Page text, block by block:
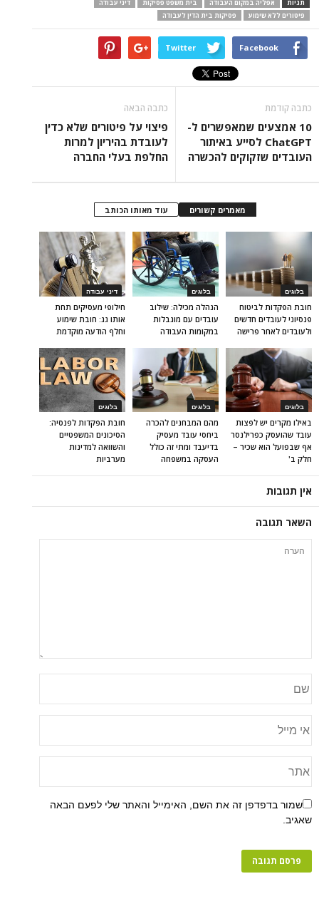
תגיות אפליה במקום העבודה בית משפט פסיקות
דיני עבודה
פיטורים ללא שימוע
פסיקות בית הדין לעבודה
Facebook
Twitter
כתבה קודמת
10 אמצעים שמאפשרים ל-
ChatGPT לסייע באיתור
העובדים שזקוקים להכשרה
כתבה הבאה
פיצוי על פיטורים שלא כדין
לעובדת בהיריון למרות
החלפת בעלי החברה
מאמרים קשורים עוד מאותו הכותב
דיני עבודה
חילופי מעסיקים תחת
אותו גג: חובת שימוע
וחלף הודעה מוקדמת
בלוגים
הנהלה מכילה: שילוב
עובדים עם מוגבלות
במקומות העבודה
בלוגים
חובת הפקדות לביטוח
פנסיוני לעובדים חדשים
ולעובדים לאחר פרישה
בלוגים
חובת הפקדות לפנסיה:
הסיכונים המשפטיים
והשוואה למדינות
מערביות
בלוגים
מהם המבחנים להכרה
ביחסי עובד מעסיק
בדיעבד ומתי זה כולל
העסקה במשפחה
בלוגים
באילו מקרים יש לפצות
עובד שהועסק כפרילנסר
אף שבפועל הוא שכיר –
חלק ב'
אין תגובות
השאר תגובה
שמור בדפדפן זה את השם, האימייל והאתר שלי לפעם הבאה
שאגיב.